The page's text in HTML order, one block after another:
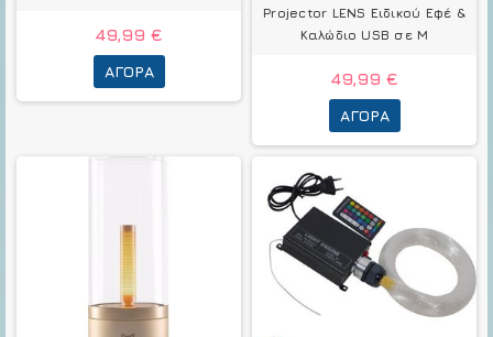
49,99 €
ΑΓΟΡΆ
Projector LENS Ειδικού Εφέ &
Καλώδιο USB σε Μ
49,99 €
ΑΓΟΡΆ